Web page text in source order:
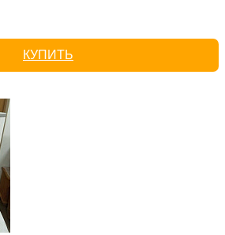
КУПИТЬ